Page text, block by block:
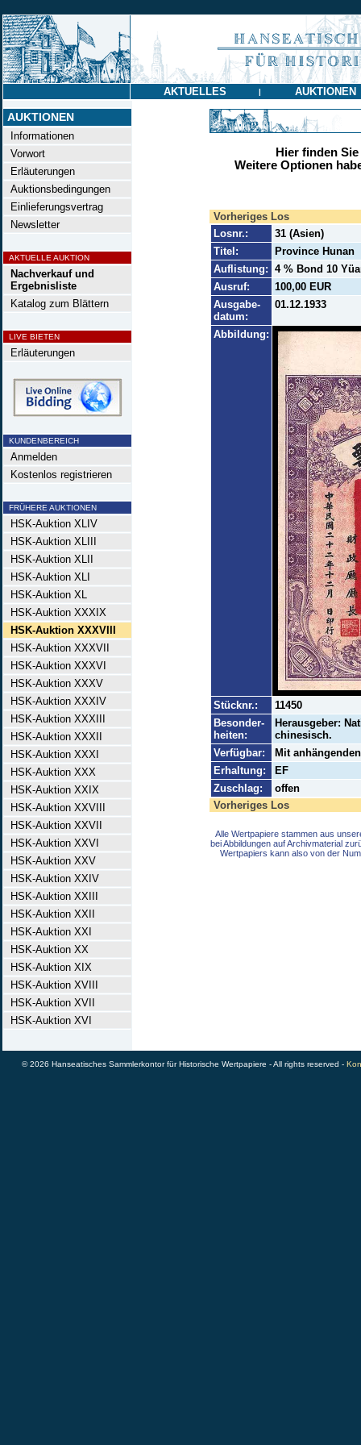
AKTUELLES | AUKTIONEN
AUKTIONEN
Informationen
Vorwort
Erläuterungen
Auktionsbedingungen
Einlieferungsvertrag
Newsletter
AKTUELLE AUKTION
Nachverkauf und
Ergebnisliste
Katalog zum Blättern
LIVE BIETEN
Erläuterungen
KUNDENBEREICH
Anmelden
Kostenlos registrieren
FRÜHERE AUKTIONEN
HSK-Auktion XLIV
HSK-Auktion XLIII
HSK-Auktion XLII
HSK-Auktion XLI
HSK-Auktion XL
HSK-Auktion XXXIX
HSK-Auktion XXXVIII
HSK-Auktion XXXVII
HSK-Auktion XXXVI
HSK-Auktion XXXV
HSK-Auktion XXXIV
HSK-Auktion XXXIII
HSK-Auktion XXXII
HSK-Auktion XXXI
HSK-Auktion XXX
HSK-Auktion XXIX
HSK-Auktion XXVIII
HSK-Auktion XXVII
HSK-Auktion XXVI
HSK-Auktion XXV
HSK-Auktion XXIV
HSK-Auktion XXIII
HSK-Auktion XXII
HSK-Auktion XXI
HSK-Auktion XX
HSK-Auktion XIX
HSK-Auktion XVIII
HSK-Auktion XVII
HSK-Auktion XVI
Hier finden
Weitere Optionen
Vorheriges Los
Losnr.:
31 (Asien)
Titel:
Province Hunan
Auflistung: 4 % Bond 10
Ausruf:
100,00 EUR
Ausgabe-
datum:
01.12.1933
Abbildung:
Stücknr.:
11450
Besonder-
heiten:
Herausgeber:
chinesisch.
Verfügbar:
Mit
Erhaltung:
EF
Zuschlag:
offen
Vorheriges Los
Alle Wertpapiere stammen aus
bei Abbildungen auf Archivmaterial
Wertpapiers kann also von der
© 2026 Hanseatisches Sammlerkontor für Historische Wertpapiere - All rights reserved -